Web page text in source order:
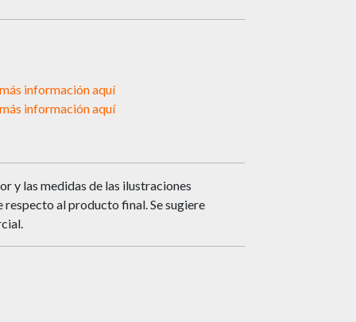
información aquí
información aquí
y las medidas de las ilustraciones
al producto final. Se sugiere